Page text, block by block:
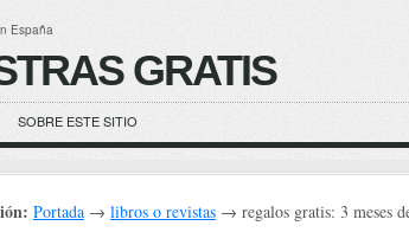
España
GRATIS
SOBRE ESTE SITIO
Portada → libros o revistas → regalos gratis: 3 meses